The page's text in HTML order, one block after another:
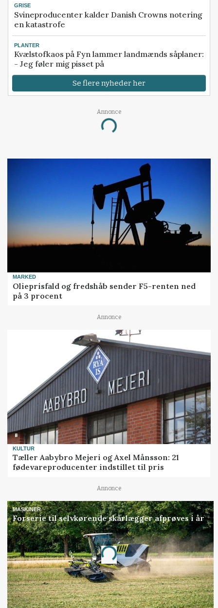
GRISE
Svineproducenter kalder Danish Crowns notering
en katastrofe
PLANTER
Kvælstofkaos på Fyn lammer landmænds såplaner:
- Jeg føler mig pisset på
Se flere nyheder her
Annonce
Loading...
MARKED
Olieprisfald og fredshåb sender F5-renten ned
på 3 procent
Annonce
KULTUR
Tæller Aabybro Mejeri og Axel Månsson: 21
fødevareproducenter indstillet til pris
Annonce
MASKINER
Forserie til selvkørende skårlægger afprøves i år
Annonce
Loading...
Jobs